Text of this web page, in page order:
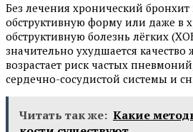
Без лечения хронический бронхит
обструктивную форму или даже в
обструктивную болезнь лёгких
значительно ухудшается качество
возрастает риск частых
сердечно-сосудистой системы и
Читать так же: Какие